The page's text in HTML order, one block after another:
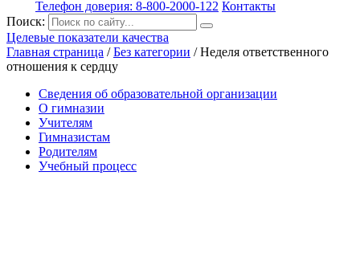
Телефон доверия: 8-800-2000-122 Контакты
Поиск:
Целевые показатели качества
Главная страница /Без категории /Неделя ответственного
отношения к сердцу
Сведения об образовательной организации
О гимназии
Учителям
Гимназистам
Родителям
Учебный процесс